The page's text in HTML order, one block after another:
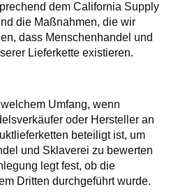
dem California Supply
die Maßnahmen, die wir
dass Menschenhandel und
Lieferkette existieren.
Umfang, wenn
oder Hersteller an
beteiligt ist, um
und Sklaverei zu bewerten
legt fest, ob die
Dritten durchgeführt wurde.